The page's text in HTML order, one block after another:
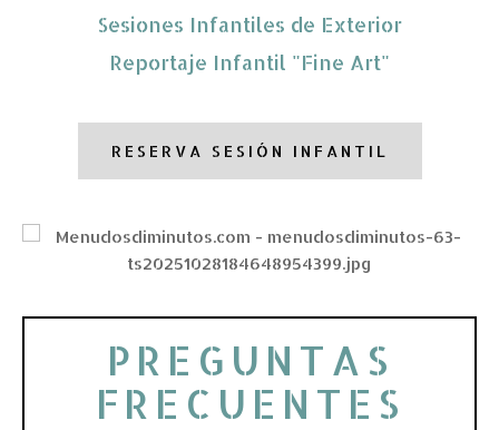
Sesiones Infantiles de Exterior
Reportaje Infantil "Fine Art"
RESERVA SESIÓN INFANTIL
PREGUNTAS
FRECUENTES